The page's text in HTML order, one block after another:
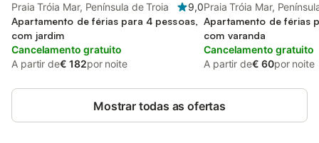
Praia Tróia Mar, Península de Troia
9,0
Apartamento de férias para 4 pessoas,
com jardim
Cancelamento gratuito
A partir de€ 182por noite
Praia Tróia Mar,
Apartamento de férias
com varanda
Cancelamento gratuito
A partir de€ 60por noite
Mostrar todas as ofertas